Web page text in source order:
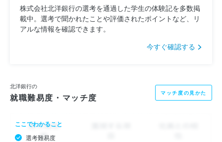
株式会社北洋銀行の選考を通過した学生の体験記を多数掲
載中。選考で聞かれたことや評価されたポイントなど、リ
アルな情報を確認できます。
今すぐ確認する
北洋銀行の
就職難易度・マッチ度 マッチ度の見かた
ここでわかること
選考難易度